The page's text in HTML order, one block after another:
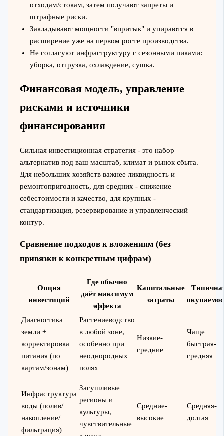
отходам/стокам, затем получают запреты и
штрафные риски.
Закладывают мощности "впритык" и упираются в
расширение уже на первом росте производства.
Не согласуют инфраструктуру с сезонными пиками:
уборка, отгрузка, охлаждение, сушка.
Финансовая модель, управление
рисками и источники
финансирования
Сильная инвестиционная стратегия - это набор
альтернатив под ваш масштаб, климат и рынок сбыта.
Для небольших хозяйств важнее ликвидность и
ремонтопригодность, для средних - снижение
себестоимости и качество, для крупных -
стандартизация, резервирование и управленческий
контур.
Сравнение подходов к вложениям (без
привязки к конкретным цифрам)
Опция
инвестиций
Где обычно
даёт максимум
эффекта
Капитальные
затраты
Диагностика
земли +
корректировка
питания (по
картам/зонам)
Растениеводство
в любой зоне,
особенно при
неоднородных
полях
Низкие-
средние
Чаще
быстрая-
средняя
Инфраструктура
воды (полив/
накопление/
фильтрация)
Засушливые
регионы и
культуры,
чувствительные
Средние-
высокие
Средняя-
долгая